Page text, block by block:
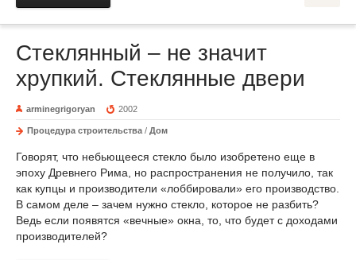
Стеклянный – не значит
хрупкий. Стеклянные двери
arminegrigoryan 2002
Процедура строительства / Дом
Говорят, что небьющееся стекло было изобретено еще в
эпоху Древнего Рима, но распространения не получило, так
как купцы и производители «лоббировали» его производство.
В самом деле – зачем нужно стекло, которое не разбить?
Ведь если появятся «вечные» окна, то, что будет с доходами
производителей?